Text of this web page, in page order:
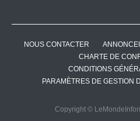
NOUS CONTACTER
CHARTE DE
CONDITIONS
PARAMÈTRES DE GESTION
Copyright ©